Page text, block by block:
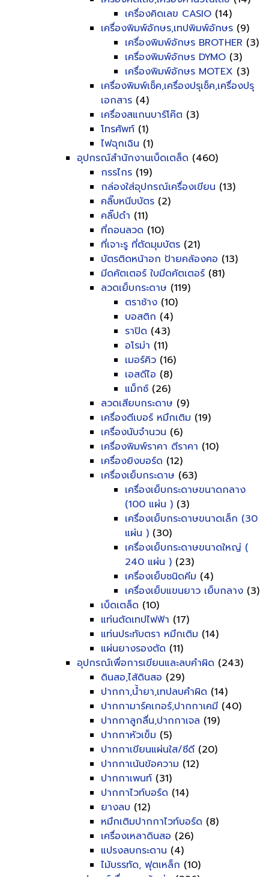
เครื่องคิดเลข CASIO (14)
เครื่องพิมพ์อักษร,เทปพิมพ์อักษร (9)
เครื่องพิมพ์อักษร BROTHER (3)
เครื่องพิมพ์อักษร DYMO (3)
เครื่องพิมพ์อักษร MOTEX (3)
เครื่องพิมพ์เช็ค,เครื่องปรุเช็ค,เครื่องปรุ
เอกสาร (4)
เครื่องสแกนบาร์โค๊ต (3)
โทรศัพท์ (1)
ไฟฉุกเฉิน (1)
อุปกรณ์สำนักงานเบ็ดเตล็ด (460)
กรรไกร (19)
กล่องใส่อุปกรณ์เครื่องเขียน (13)
คลิ๊บหนีบบัตร (2)
คลิ๊ปดำ (11)
ที่ถอนลวด (10)
ที่เจาะรู ที่ตัดมุมบัตร (21)
บัตรติดหน้าอก ป้ายคล้องคอ (13)
มีดคัตเตอร์ ใบมีดคัตเตอร์ (81)
ลวดเย็บกระดาษ (119)
ตราช้าง (10)
บอสติก (4)
ราปิด (43)
อโรม่า (11)
เมอร์คิว (16)
เอสดีไอ (8)
แม็กซ์ (26)
ลวดเสียบกระดาษ (9)
เครื่องตีเบอร์ หมึกเติม (19)
เครื่องนับจำนวน (6)
เครื่องพิมพ์ราคา ตีราคา (10)
เครื่องยิงบอร์ด (12)
เครื่องเย็บกระดาษ (63)
เครื่องเย็บกระดาษขนาดกลาง
(100 แผ่น ) (3)
เครื่องเย็บกระดาษขนาดเล็ก (30
แผ่น ) (30)
เครื่องเย็บกระดาษขนาดใหญ่ (
240 แผ่น ) (23)
เครื่องเย็บชนิดคีม (4)
เครื่องเย็บแขนยาว เย็บกลาง (3)
เบ็ดเตล็ด (10)
แท่นตัดเทปไฟฟ้า (17)
แท่นประทับตรา หมึกเติม (14)
แผ่นยางรองตัด (11)
อุปกรณ์เพื่อการเขียนและลบคำผิด (243)
ดินสอ,ไส้ดินสอ (29)
ปากกา,น้ำยา,เทปลบคำผิด (14)
ปากกามาร์คเกอร์,ปากกาเคมี (40)
ปากกาลูกลื่น,ปากกาเจล (19)
ปากกาหัวเข็ม (5)
ปากกาเขียนแผ่นใส/ซีดี (20)
ปากกาเน้นข้อความ (12)
ปากกาเพนท์ (31)
ปากกาไวท์บอร์ด (14)
ยางลบ (12)
หมึกเติมปากกาไวท์บอร์ด (8)
เครื่องเหลาดินสอ (26)
แปรงลบกระดาน (4)
ไม้บรรทัด, ฟุตเหล็ก (10)